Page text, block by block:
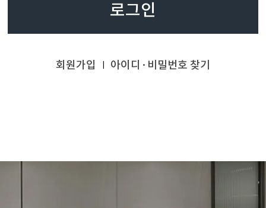
로그인
회원가입 | 아이디·비밀번호 찾기